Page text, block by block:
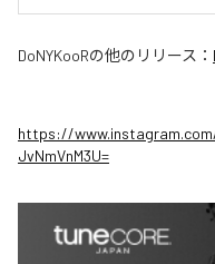
DoNYKooRの他のリリース：
https://
JvNmVnM3U=